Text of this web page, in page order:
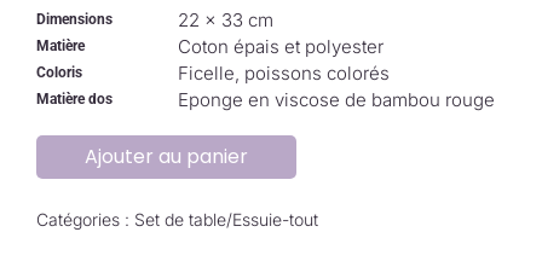
Dimensions 22 × 33 cm
Matière Coton épais et polyester
Coloris Ficelle, poissons colorés
Matière dos Eponge en viscose de bambou rouge
Ajouter au panier
Catégories : Set de table/Essuie-tout